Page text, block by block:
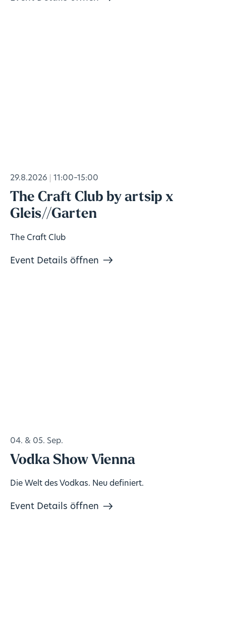
29.8.2026 11:00–15:00
The Craft Club by artsip x
Gleis//Garten
The Craft Club
Event Details öffnen
04. & 05. Sep.
Vodka Show Vienna
Die Welt des Vodkas. Neu definiert.
Event Details öffnen